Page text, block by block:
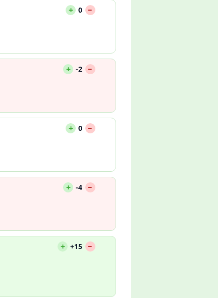
+ 0 --
+ -2 --
+ 0 --
+ -4 --
+ +15 --